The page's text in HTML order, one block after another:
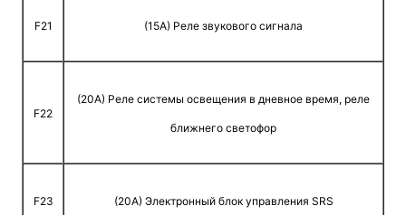
F21 (15A) Реле звукового сигнала
F22
(20A) Реле системы освещения в дневное время, реле
ближнего светофор
F23 (20A) Электронный блок управления SRS